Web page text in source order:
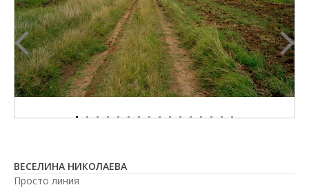
ВЕСЕЛИНА НИКОЛАЕВА
Просто линия